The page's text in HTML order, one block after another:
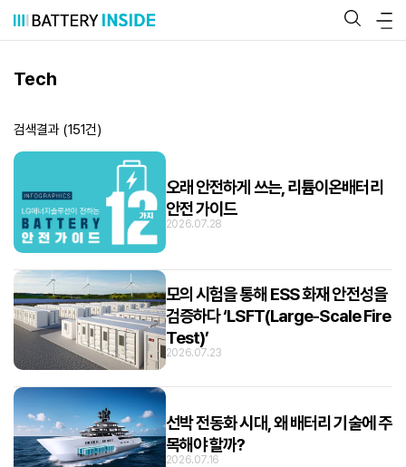
츠
Tech
검색결과 (151건)
오래 안전하게 쓰는, 리튬이온배터리
안전 가이드
2026.07.28
모의 시험을 통해 ESS 화재 안전성을
검증하다 ‘LSFT(Large-Scale Fire
Test)’
2026.07.23
선박 전동화 시대, 왜 배터리 기술에 주
목해야 할까?
2026.07.16